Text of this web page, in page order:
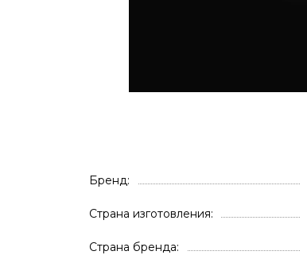
Бренд
Страна изготовления
Страна бренда